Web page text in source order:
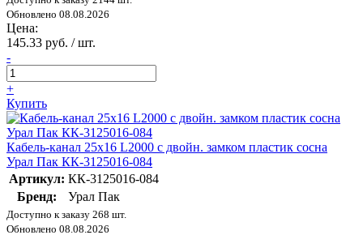
Обновлено 08.08.2026
Цена:
145.33 руб. / шт.
-
+
Купить
Кабель-канал 25х16 L2000 с двойн. замком пластик сосна
Урал Пак КК-3125016-084
Артикул: КК-3125016-084
Бренд:
Урал Пак
Доступно к заказу 268 шт.
Обновлено 08.08.2026